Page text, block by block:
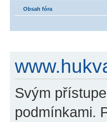
Obsah fóra
Svým
podmínkami.